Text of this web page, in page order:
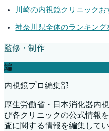
川崎の内視鏡クリニック
神奈川県全体のランキング
監修・制作
編
内視鏡プロ編集部
厚生労働省・日本消化器内
び各クリニックの公式情報
査に関する情報を編集して